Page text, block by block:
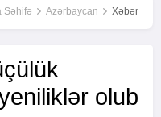
Səhifə Azərbaycan Xəbər
olub